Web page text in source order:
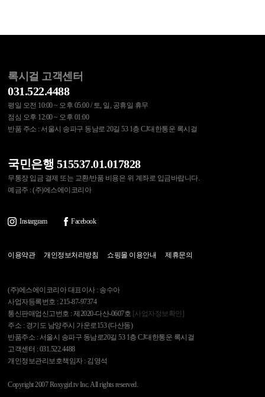
록시걸 고객센터
031.522.4488
평일 오전 10:00 ~ 오후 05:00 / 토, 일, 공휴일 휴무
점심 오후 12:00 ~ 오후 01:00
반품 주소 : 서울시 송파구 동남로 20길 53 1층 CJ대한통운 록시걸
국민은행 515537.01.017828
무통장 입금 결제 또는 교환/반품 비용은 위 계좌로 입금바랍니다.
예금주 : (주)에스에이코리아
Instargram Facebook
이용약관 개인정보처리방침 쇼핑몰 이용안내 제휴문의
(주)에스에이코리아 대표이사 : 송수아
사업자등록번호 : 215-87-97374
통신판매업신고번호 : 제2020-다산-0607호 [사업자정보확인]
주소 : 경기도 남양주시 가운로153 (다산동)
반품주소 : 서울시 송파구 동남로20길 53 1층 CJ대한통운 록시걸
고객센터 : 031.522.4488
개인정보관리보호책임자 : 김영석
Copyright 2007 Roxygirl.tv Inc. All rights reserved.